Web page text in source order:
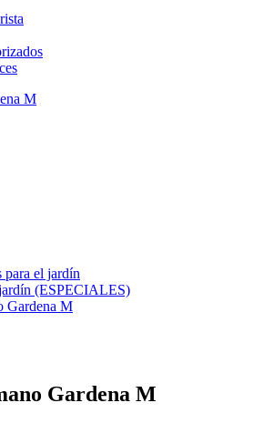
M
para el jardín
(ESPECIALES)
Gardena M
Gardena M